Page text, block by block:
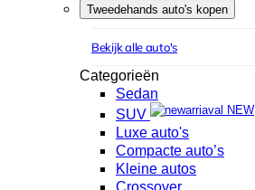
Tweedehands auto's kopen
Bekijk alle auto's
Categorieën
Sedan
SUV
NEW
Luxe auto's
Compacte auto’s
Kleine autos